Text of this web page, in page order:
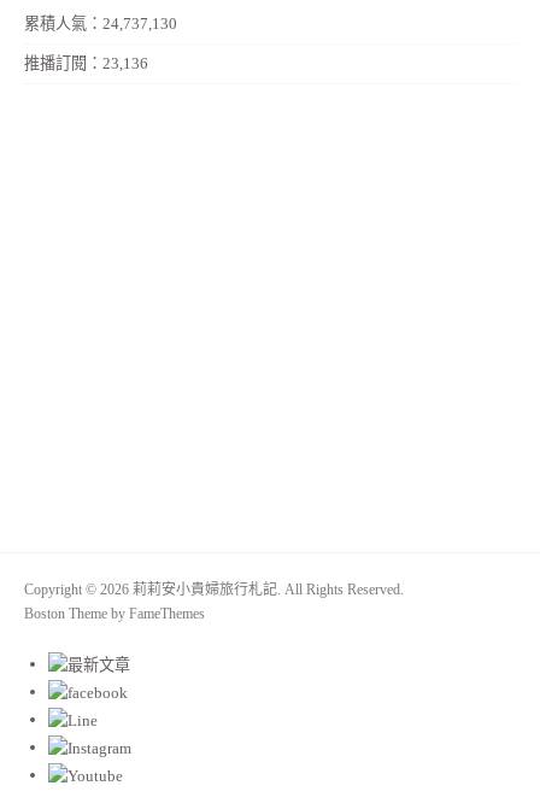
累積人氣：24,737,130
推播訂閱：23,136
Copyright © 2026 莉莉安小貴婦旅行札記. All Rights Reserved.
Boston Theme by FameThemes